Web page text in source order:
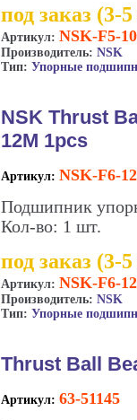
под заказ (3-
Артикул: NSK-F5-
Производитель: NSK
Тип: Упорные
NSK Thrust
12M 1pcs
Артикул: NSK-F6-
Подшипник
Кол-во: 1 шт.
под заказ (3-
Артикул: NSK-F6-
Производитель: NSK
Тип: Упорные
Thrust Ball
Артикул: 63-51145